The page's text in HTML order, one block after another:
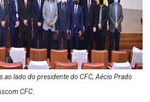
ao lado do presidente do CFC, Aécio Prado
CFC.